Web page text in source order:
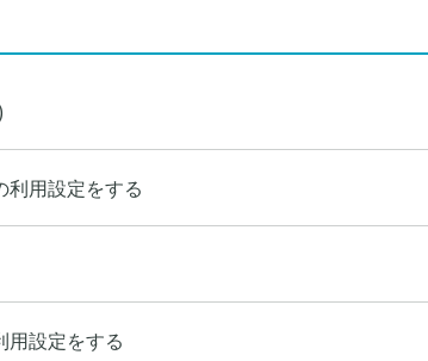
利用設定をする
用設定をする